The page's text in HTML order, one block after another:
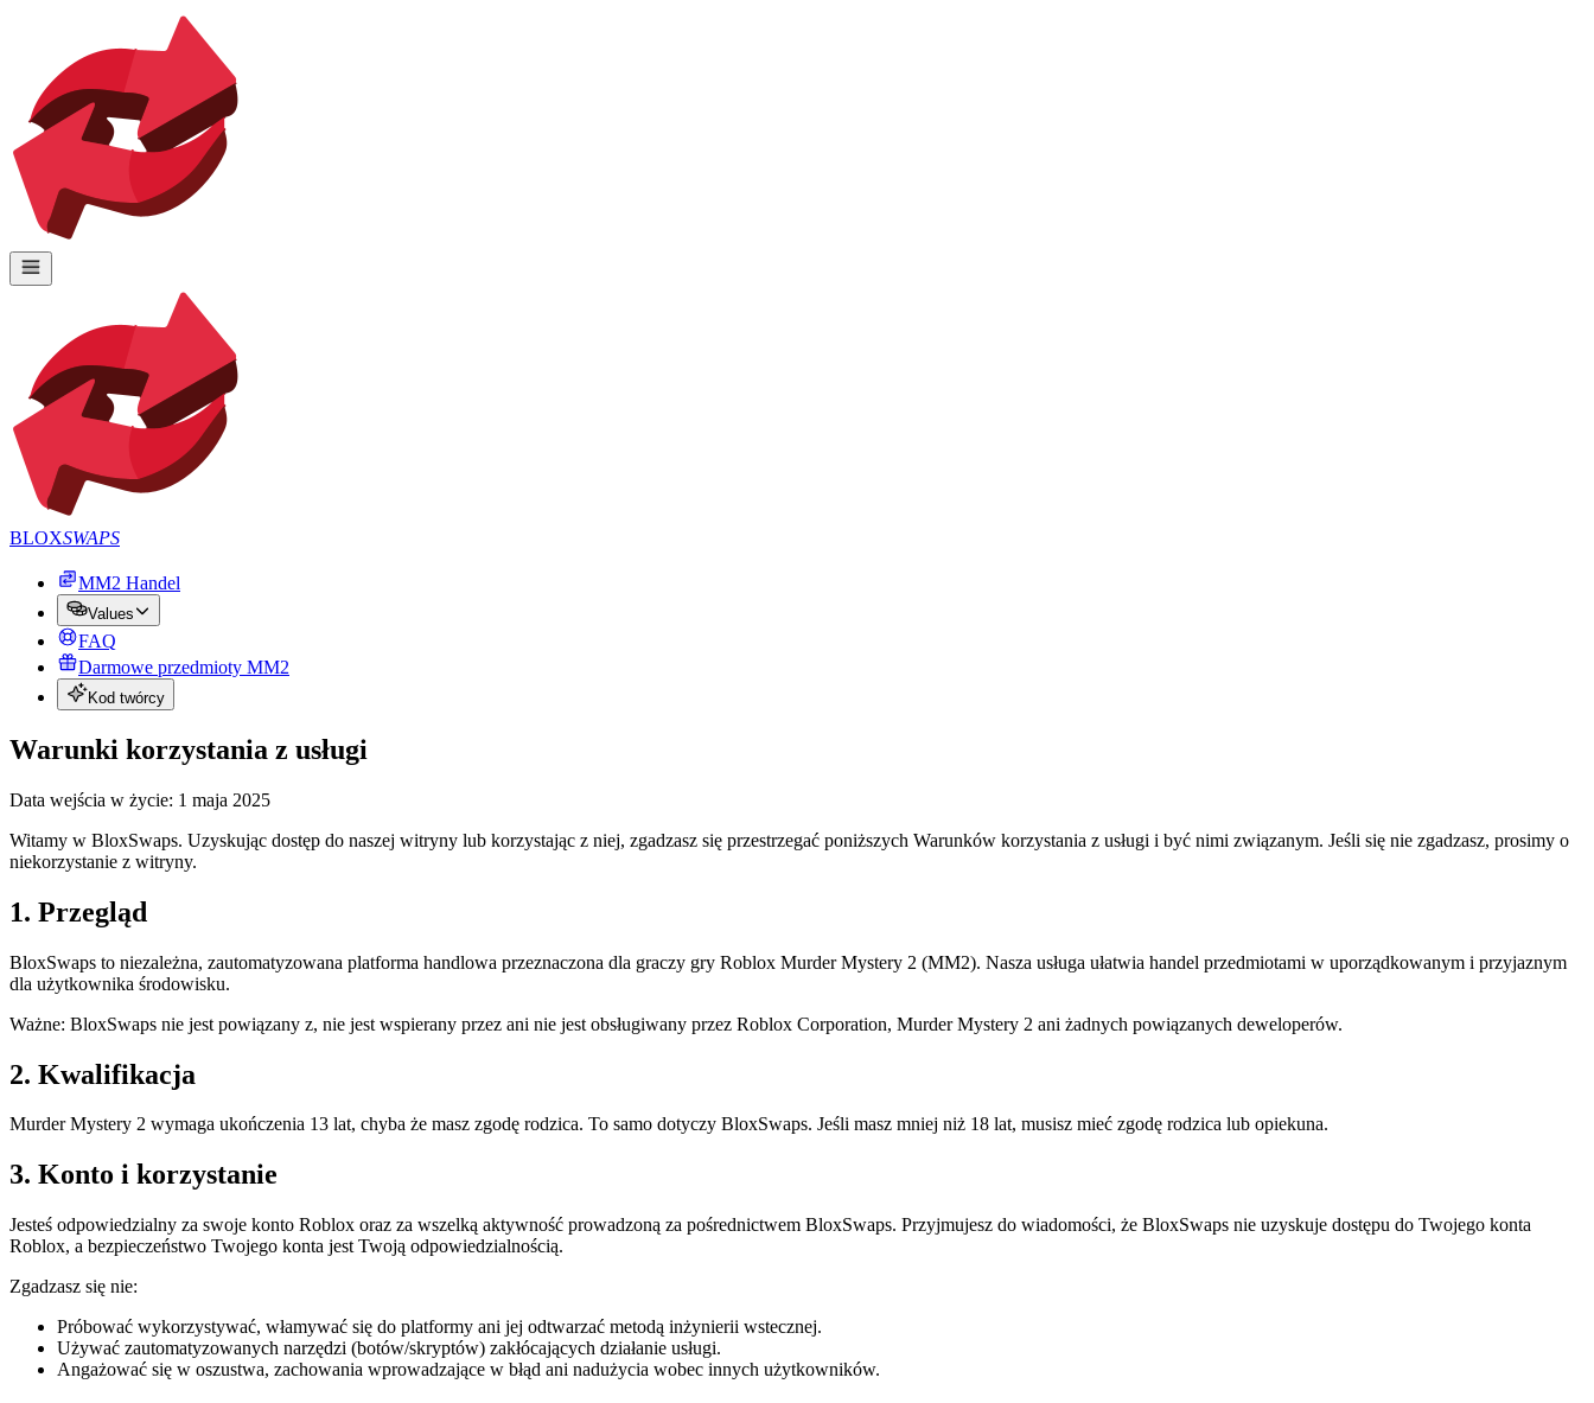
BLOXSWAPS
MM2 Handel
Values
FAQ
Darmowe przedmioty MM2
Kod twórcy
Warunki korzystania z usługi
Data wejścia w życie: 1 maja 2025
Witamy w BloxSwaps. Uzyskując dostęp do naszej witryny lub korzystając z niej, zgadzasz się przestrzegać poniższych Warunków korzystania z usługi i być nimi związanym. Jeśli się nie zgadzasz, prosimy o
niekorzystanie z witryny.
1. Przegląd
BloxSwaps to niezależna, zautomatyzowana platforma handlowa przeznaczona dla graczy gry Roblox Murder Mystery 2 (MM2). Nasza usługa ułatwia handel przedmiotami w uporządkowanym i przyjaznym
dla użytkownika środowisku.
Ważne: BloxSwaps nie jest powiązany z, nie jest wspierany przez ani nie jest obsługiwany przez Roblox Corporation, Murder Mystery 2 ani żadnych powiązanych deweloperów.
2. Kwalifikacja
Murder Mystery 2 wymaga ukończenia 13 lat, chyba że masz zgodę rodzica. To samo dotyczy BloxSwaps. Jeśli masz mniej niż 18 lat, musisz mieć zgodę rodzica lub opiekuna.
3. Konto i korzystanie
Jesteś odpowiedzialny za swoje konto Roblox oraz za wszelką aktywność prowadzoną za pośrednictwem BloxSwaps. Przyjmujesz do wiadomości, że BloxSwaps nie uzyskuje dostępu do Twojego konta
Roblox, a bezpieczeństwo Twojego konta jest Twoją odpowiedzialnością.
Zgadzasz się nie:
Próbować wykorzystywać, włamywać się do platformy ani jej odtwarzać metodą inżynierii wstecznej.
Używać zautomatyzowanych narzędzi (botów/skryptów) zakłócających działanie usługi.
Angażować się w oszustwa, zachowania wprowadzające w błąd ani nadużycia wobec innych użytkowników.